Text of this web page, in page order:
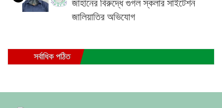
জাহানের বিরুদ্ধে গুগল স্কলার সাইটেশন
জালিয়াতির অভিযোগ
সর্বাধিক পঠিত